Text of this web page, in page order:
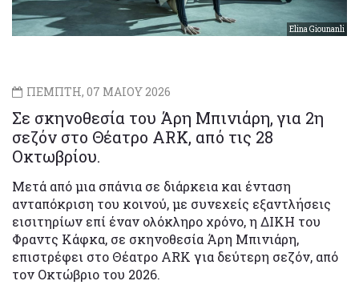
Elina Giounanli
ΠΕΜΠΤΗ, 07 ΜΑΙΟΥ 2026
Σε σκηνοθεσία του Άρη Μπινιάρη, για 2η
σεζόν στο Θέατρο ARK, από τις 28
Οκτωβρίου.
Μετά από μια σπάνια σε διάρκεια και ένταση
ανταπόκριση του κοινού, με συνεχείς εξαντλήσεις
εισιτηρίων επί έναν ολόκληρο χρόνο, η ΔΙΚΗ του
Φραντς Κάφκα, σε σκηνοθεσία Άρη Μπινιάρη,
επιστρέφει στο Θέατρο ARK για δεύτερη σεζόν, από
τον Οκτώβριο του 2026.